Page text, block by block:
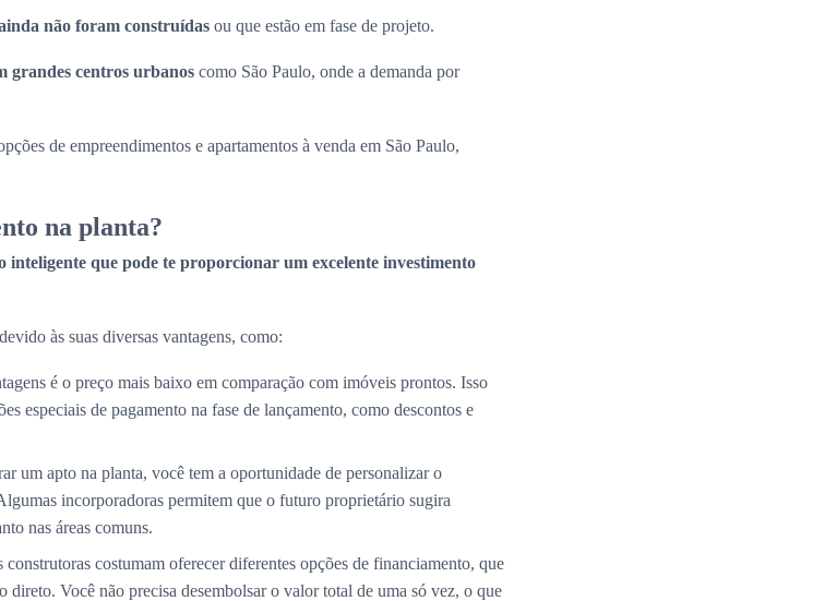
não foram construídas ou que estão em fase de projeto.
grandes centros urbanos como São Paulo, onde a demanda por
de empreendimentos e apartamentos à venda em São Paulo,
na planta?
inteligente que pode te proporcionar um excelente investimento
às suas diversas vantagens, como:
é o preço mais baixo em comparação com imóveis prontos. Isso
especiais de pagamento na fase de lançamento, como descontos e
um apto na planta, você tem a oportunidade de personalizar o
incorporadoras permitem que o futuro proprietário sugira
nas áreas comuns.
construtoras costumam oferecer diferentes opções de financiamento, que
Você não precisa desembolsar o valor total de uma só vez, o que